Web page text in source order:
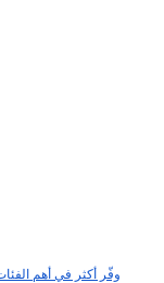
وفّر أكثر في أهم